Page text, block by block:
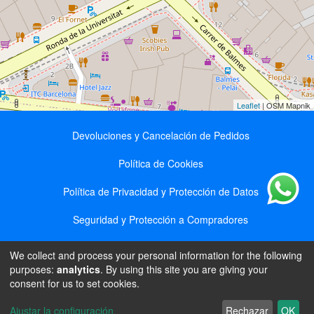
Leaflet| OSM Mapnik
Devoluciones y Cancelación de Pedidos
Política de Cookies
Política de Privacidad y Protección de Datos
Seguridad y Protección a Compradores
Olga Bindyuk || NIE X7611345R || Ronda de la
Universidad 17, entresuelo 4B, 08007, Barcelona ||
2025 © Dientesano.es || All right reserved
Manage cookie consent
We collect and process your personal information for the following
purposes: analytics. By using this site you are giving your
consent for us to set cookies.
Ajustar la configuración
Rechazar OK